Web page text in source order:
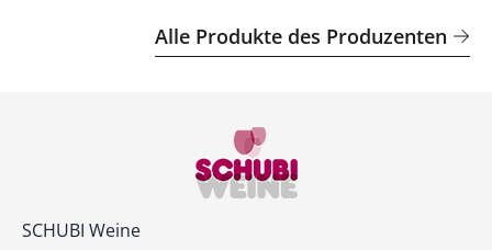
Alle Produkte des Produzenten
Kontakt
SCHUBI Weine